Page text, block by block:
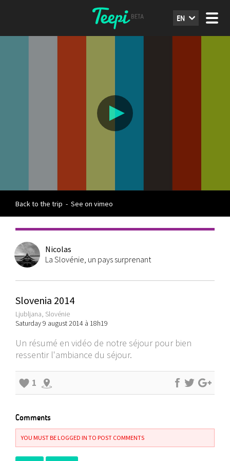
EN
Back to the trip - See on vimeo
Nicolas
La Slovénie, un pays surprenant
Slovenia 2014
Ljubljana, Slovénie
Saturday 9 august 2014 à 18h19
Un résumé en vidéo de notre séjour pour bien
ressentir l'ambiance du séjour.
1
Comments
YOU MUST BE LOGGED IN TO POST COMMENTS